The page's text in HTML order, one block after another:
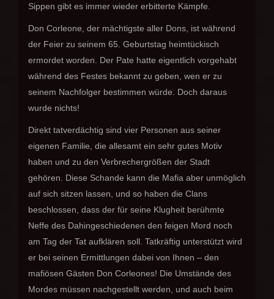
Sippen gibt es immer wieder erbitterte Kämpfe.
Don Corleone, der mächtigste aller Dons, ist während
der Feier zu seinem 65. Geburtstag heimtückisch
ermordet worden. Der Pate hatte eigentlich vorgehabt
während des Festes bekannt zu geben, wen er zu
seinem Nachfolger bestimmen würde. Doch daraus
wurde nichts!
Direkt tatverdächtig sind vier Personen aus seiner
eigenen Familie, die allesamt ein sehr gutes Motiv
haben und zu den Verbrechergrößen der Stadt
gehören. Diese Schande kann die Mafia aber unmöglich
auf sich sitzen lassen, und so haben die Clans
beschlossen, dass der für seine Klugheit berühmte
Neffe des Dahingeschiedenen den feigen Mord noch
am Tag der Tat aufklären soll. Tatkräftig unterstützt wird
er bei seinen Ermittlungen dabei von Ihnen – den
mafiösen Gästen Don Corleones! Die Umstände des
Mordes müssen nachgestellt werden, und auch beim